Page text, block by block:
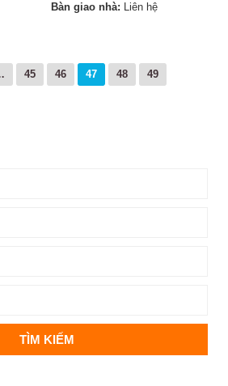
Bàn giao nhà: Liên hệ
45 46 47 48 49